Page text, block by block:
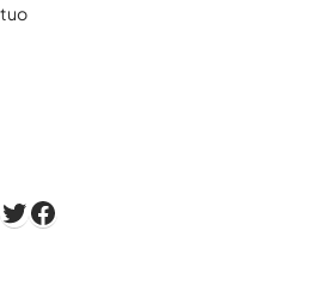
Twitter Facebook